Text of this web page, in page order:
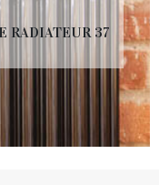
RADIATEUR 37